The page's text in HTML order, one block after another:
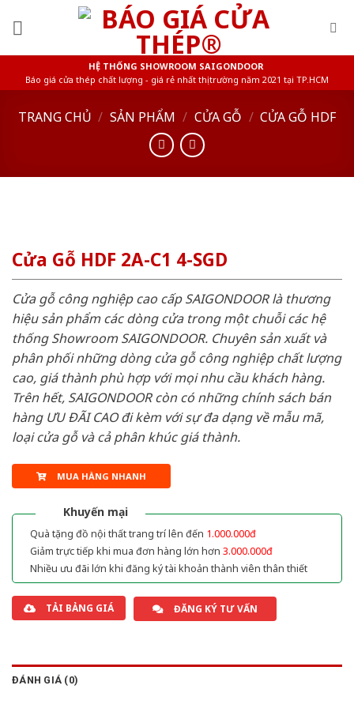
HỆ THỐNG SHOWROOM SAIGONDOOR
Báo giá cửa thép chất lượng - giá rẻ nhất thị trường năm 2021 tại TP.HCM
TRANG CHỦ / SẢN PHẨM / CỬA GỖ / CỬA GỖ HDF
Cửa Gỗ HDF 2A-C1 4-SGD
Cửa gỗ công nghiệp cao cấp SAIGONDOOR là thương
hiệu sản phẩm các dòng cửa trong một chuỗi các hệ
thống Showroom SAIGONDOOR. Chuyên sản xuất và
phân phối những dòng cửa gỗ công nghiệp chất lượng
cao, giá thành phù hợp với mọi nhu cầu khách hàng.
Trên hết, SAIGONDOOR còn có những chính sách bán
hàng ƯU ĐÃI CAO đi kèm với sự đa dạng về mẫu mã,
loại cửa gỗ và cả phân khúc giá thành.
MUA HÀNG NHANH
Khuyến mại
Quà tặng đồ nội thất trang trí lên đến 1.000.000đ
Giảm trực tiếp khi mua đơn hàng lớn hơn 3.000.000đ
Nhiều ưu đãi lớn khi đăng ký tài khoản thành viên thân thiết
TẢI BẢNG GIÁ ĐĂNG KÝ TƯ VẤN
ĐÁNH GIÁ (0)